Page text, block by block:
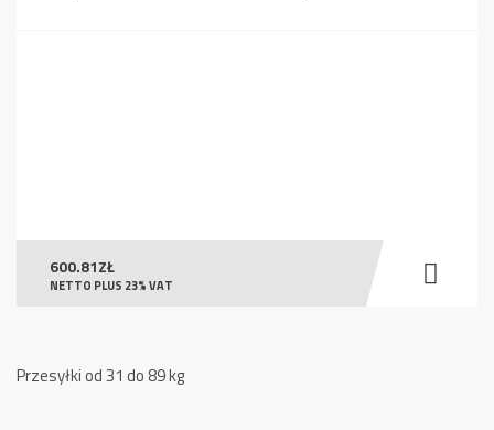
600.81ZŁ
NETTO PLUS 23% VAT
Przesyłki od 31 do 89 kg